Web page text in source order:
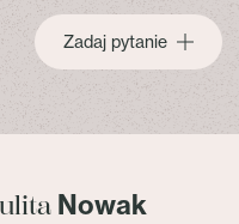
Zadaj pytanie
Nowak